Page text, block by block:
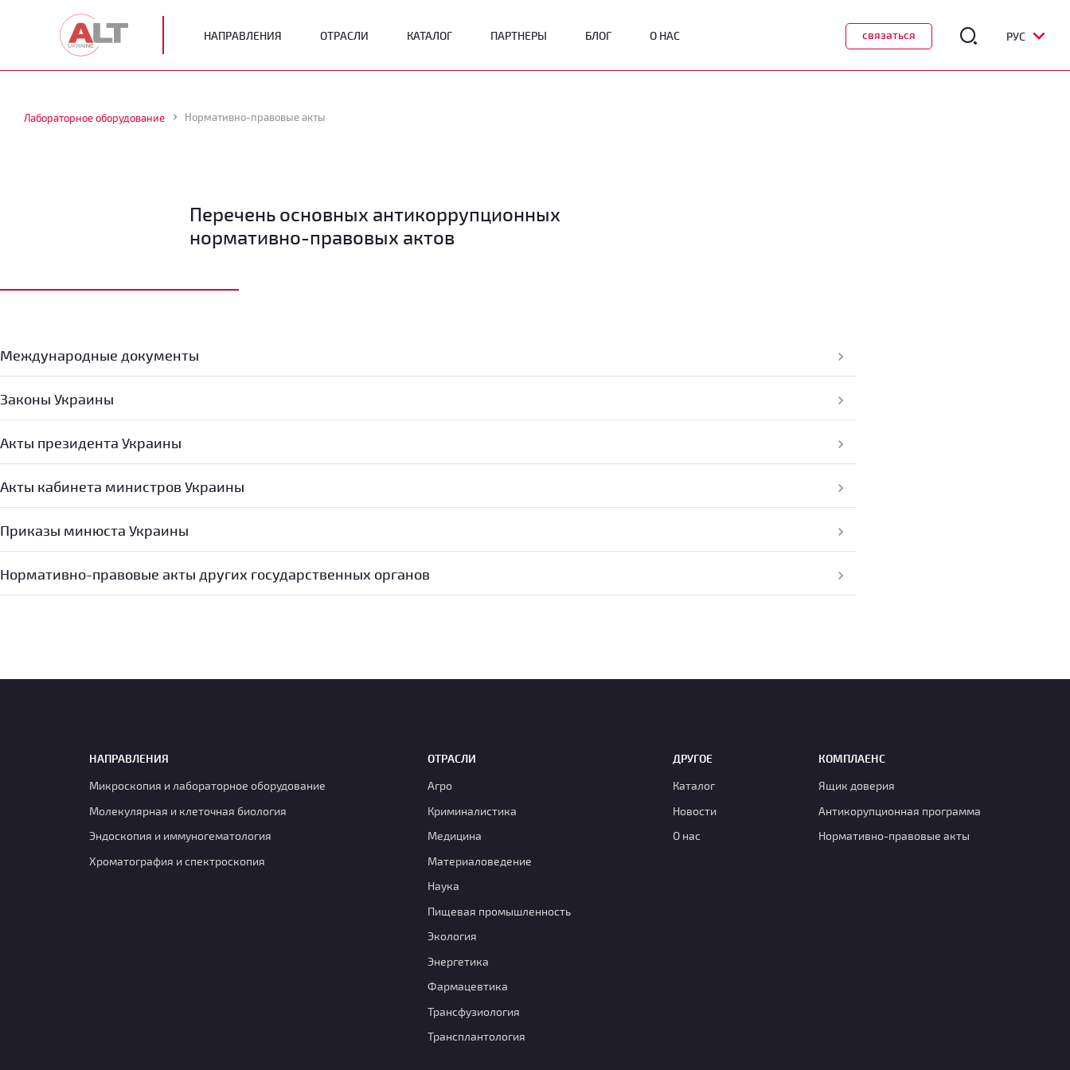
НАПРАВЛЕНИЯ ОТРАСЛИ КАТАЛОГ ПАРТНЕРЫ БЛОГ О НАС связаться РУС
Лабораторное оборудование Нормативно-правовые акты
Перечень основных антикоррупционных
нормативно-правовых актов
Международные документы
Законы Украины
Акты президента Украины
Акты кабинета министров Украины
Приказы минюста Украины
Нормативно-правовые акты других государственных органов
НАПРАВЛЕНИЯ
Микроскопия и лабораторное оборудование
Молекулярная и клеточная биология
Эндоскопия и иммуногематология
Хроматография и спектроскопия
ОТРАСЛИ
Агро
Криминалистика
Медицина
Материаловедение
Наука
Пищевая промышленность
Экология
Энергетика
Фармацевтика
Транcфузиология
Трансплантология
ДРУГОЕ
Каталог
Новости
О нас
КОМПЛАЕНС
Ящик доверия
Антикорупционная программа
Нормативно-правовые акты